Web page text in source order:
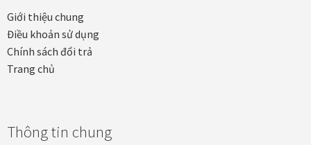
In tranh canvas theo yêu cầu
In tranh dán tường theo yêu cầu
Khung ảnh
Giới thiệu chung
Điều khoản sử dụng
Chính sách đổi trả
Trang chủ
Thông tin chung